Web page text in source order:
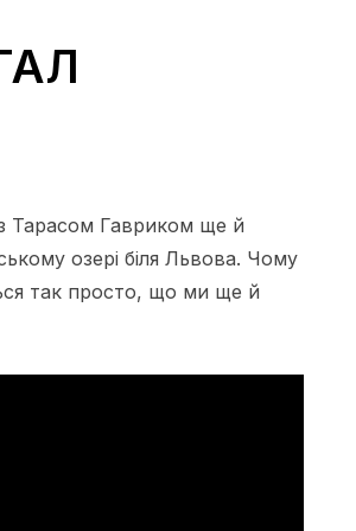
з Тарасом Гавриком ще й
озері біля Львова. Чому
так просто, що ми ще й